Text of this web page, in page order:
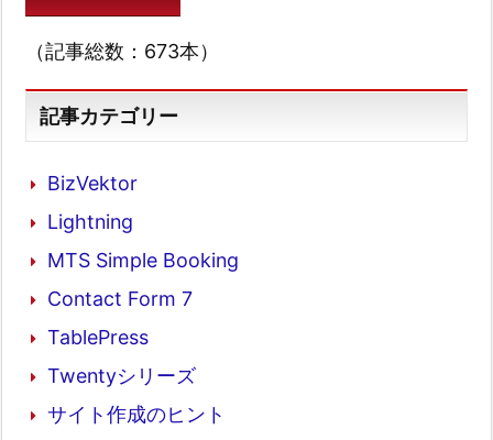
（記事総数：673本）
記事カテゴリー
BizVektor
Lightning
MTS Simple Booking
Contact Form 7
TablePress
Twentyシリーズ
サイト作成のヒント